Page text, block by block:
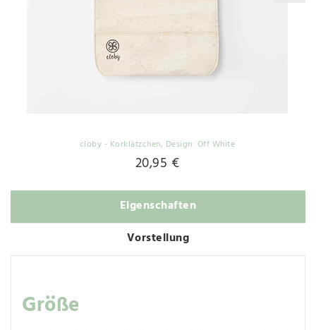
cloby - Korklätzchen, Design: Off White
20,95 €
Eigenschaften
Vorstellung
Größe